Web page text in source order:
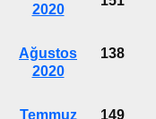
2020
Ağustos
2020
138
Temmuz
149